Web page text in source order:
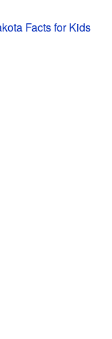
Facts for Kids